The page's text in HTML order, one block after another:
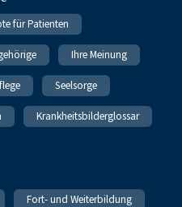
für Patienten
Ihre Meinung
Seelsorge
Krankheitsbilderglossar
Fort- und Weiterbildung